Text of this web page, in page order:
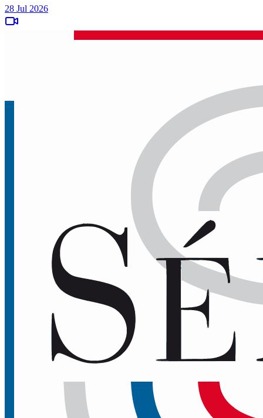
28 Jul 2026